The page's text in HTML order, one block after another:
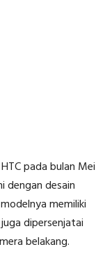
pada bulan Mei
dengan desain
memiliki
dipersenjatai
belakang.